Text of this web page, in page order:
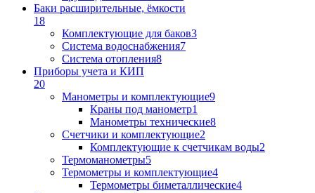
Баки расширительные, ёмкости
18
Комплектующие для баков3
Система водоснабжения7
Система отопления8
Приборы учета и КИП
20
Манометры и комплектующие9
Краны под манометр1
Манометры технические8
Счетчики и комплектующие2
Комплектующие к счетчикам воды2
Термоманометры5
Термометры и комплектующие4
Термометры биметаллические4